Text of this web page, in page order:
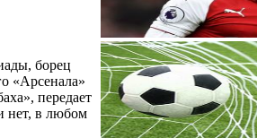
борец
«Арсенала»
передает
нет, в любом